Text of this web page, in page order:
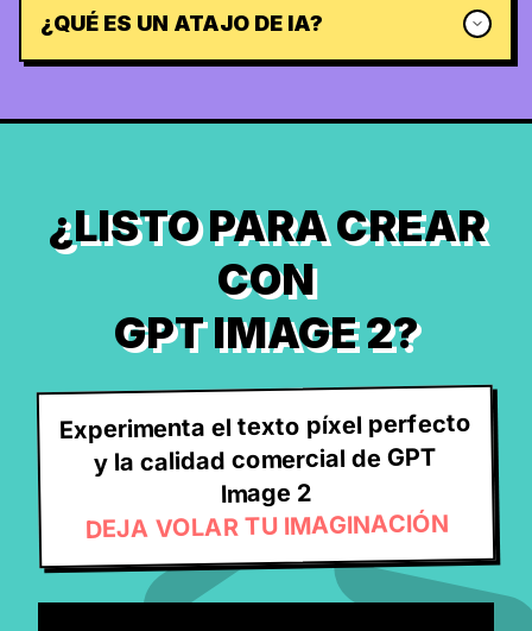
¿QUÉ ES UN ATAJO DE IA?
¿LISTO PARA CREAR
CON
GPT IMAGE 2?
Experimenta el texto píxel perfecto
y la calidad comercial de GPT
Image 2
DEJA VOLAR TU IMAGINACIÓN